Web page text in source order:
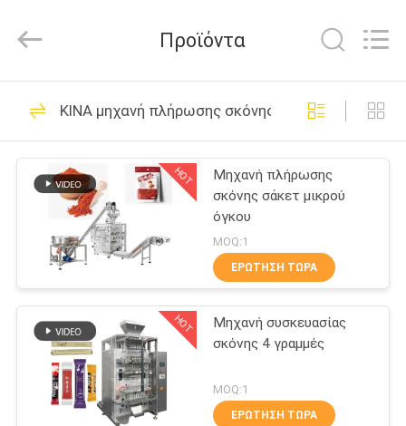
ΣΠΊΤΙ
ΠΡΟΪΌΝΤΑ
ΣΧΕΤΙΚΆ
ΕΜΆΣ
ΞΕΝΆΓΗΣΗ
ΕΡΓΟΣΤΆΣΙΟ
EQUIPMENT
Rights
Ζυγιστής
πολλαπλών
κεφαλών
26
multihead weigher
μηχανή
συσκευασίας
212
Προϊόντα
ΚΙΝΑ μηχανή πλήρωσης σκόνης
HOT
Μηχανή πλήρωσης
σκόνης σάκετ μικρού
όγκου
MOQ:1
ΕΡΏΤΗΣΗ ΤΏΡΑ
HOT
Μηχανή συσκευασίας
σκόνης 4 γραμμές
MOQ:1
ΕΡΏΤΗΣΗ ΤΏΡΑ